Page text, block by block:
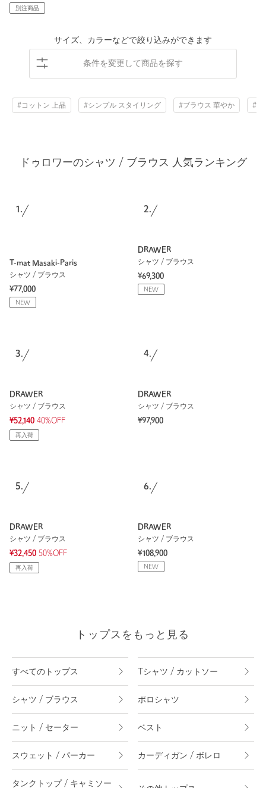
別注商品
サイズ、カラーなどで絞り込みができます
条件を変更して商品を探す
#コットン 上品 #シンプル スタイリング #ブラウス 華やか #ス
ドゥロワーのシャツ / ブラウス 人気ランキング
1.
T-mat Masaki-Paris
シャツ / ブラウス
¥77,000
NEW
2.
DRAWER
シャツ / ブラウス
¥69,300
NEW
3.
DRAWER
シャツ / ブラウス
¥52,140 40%OFF
再入荷
4.
DRAWER
シャツ / ブラウス
¥97,900
5.
DRAWER
シャツ / ブラウス
¥32,450 50%OFF
再入荷
6.
DRAWER
シャツ / ブラウス
¥108,900
NEW
トップスをもっと見る
すべてのトップス Tシャツ / カットソー
シャツ / ブラウス ポロシャツ
ニット / セーター ベスト
スウェット / パーカー カーディガン / ボレロ
タンクトップ / キャミソー